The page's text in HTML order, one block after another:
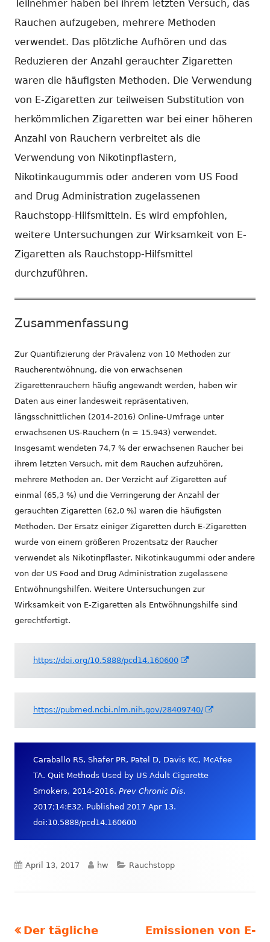
Teilnehmer haben bei ihrem letzten Versuch, das
Rauchen aufzugeben, mehrere Methoden
verwendet. Das plötzliche Aufhören und das
Reduzieren der Anzahl gerauchter Zigaretten
waren die häufigsten Methoden. Die Verwendung
von E-Zigaretten zur teilweisen Substitution von
herkömmlichen Zigaretten war bei einer höheren
Anzahl von Rauchern verbreitet als die
Verwendung von Nikotinpflastern,
Nikotinkaugummis oder anderen vom US Food
and Drug Administration zugelassenen
Rauchstopp-Hilfsmitteln. Es wird empfohlen,
weitere Untersuchungen zur Wirksamkeit von E-
Zigaretten als Rauchstopp-Hilfsmittel
durchzuführen.
Zusammenfassung
Zur Quantifizierung der Prävalenz von 10 Methoden zur
Raucherentwöhnung, die von erwachsenen
Zigarettenrauchern häufig angewandt werden, haben wir
Daten aus einer landesweit repräsentativen,
längsschnittlichen (2014-2016) Online-Umfrage unter
erwachsenen US-Rauchern (n = 15.943) verwendet.
Insgesamt wendeten 74,7 % der erwachsenen Raucher bei
ihrem letzten Versuch, mit dem Rauchen aufzuhören,
mehrere Methoden an. Der Verzicht auf Zigaretten auf
einmal (65,3 %) und die Verringerung der Anzahl der
gerauchten Zigaretten (62,0 %) waren die häufigsten
Methoden. Der Ersatz einiger Zigaretten durch E-Zigaretten
wurde von einem größeren Prozentsatz der Raucher
verwendet als Nikotinpflaster, Nikotinkaugummi oder andere
von der US Food and Drug Administration zugelassene
Entwöhnungshilfen. Weitere Untersuchungen zur
Wirksamkeit von E-Zigaretten als Entwöhnungshilfe sind
gerechtfertigt.
https://doi.org/10.5888/pcd14.160600
Fenster
öffnen
https://pubmed.ncbi.nlm.nih.gov/28409740/
Fenster
öffnen
Caraballo RS, Shafer PR, Patel D, Davis KC, McAfee
TA. Quit Methods Used by US Adult Cigarette
Smokers, 2014-2016. Prev Chronic Dis.
2017;14:E32. Published 2017 Apr 13.
doi:10.5888/pcd14.160600
Veröffentlicht
April 13, 2017 Autor
hw Kategorien
Rauchstopp
Beitrags-
Vorheriger
Der tägliche
Nächster
Emissionen von E-